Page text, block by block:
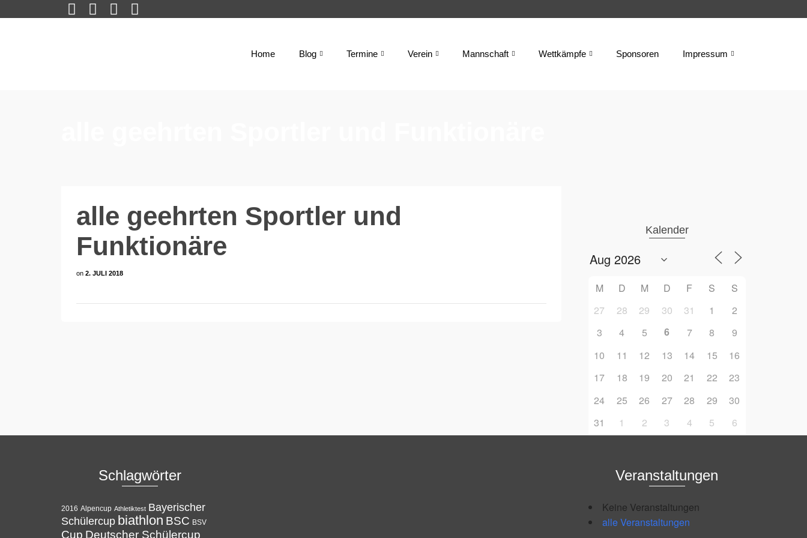
Home Blog Termine Verein Mannschaft Wettkämpfe Sponsoren Impressum
alle geehrten Sportler und
Funktionäre
on 2. JULI 2018
Kalender
M D M D F S
S
27
28 29 30 31 1
2
3
4 5 6 7 8
9
10
11 12 13 14 15
16
17
18 19 20 21 22
23
24
25 26 27 28 29
30
31
1 2 3 4 5 6
Schlagwörter
2016 Alpencup Athletiktest Bayerischer
Schülercup biathlon BSC BSV
Cup Deutscher Schülercup
Veranstaltungen
Keine Veranstaltungen
alle Veranstaltungen